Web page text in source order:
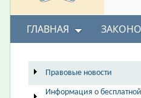
ГЛАВНАЯ
Правовые новости
Информация о бесплатной